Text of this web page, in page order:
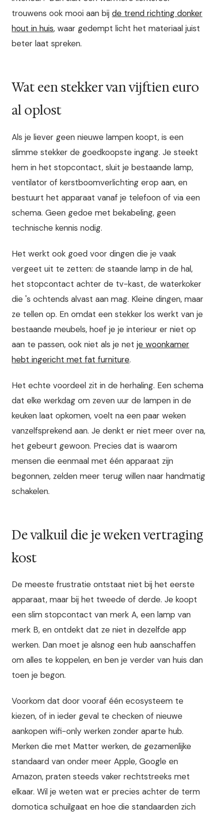
trouwens ook mooi aan bij de trend richting donker
hout in huis, waar gedempt licht het materiaal juist
beter laat spreken.
Wat een stekker van vijftien euro
al oplost
Als je liever geen nieuwe lampen koopt, is een
slimme stekker de goedkoopste ingang. Je steekt
hem in het stopcontact, sluit je bestaande lamp,
ventilator of kerstboomverlichting erop aan, en
bestuurt het apparaat vanaf je telefoon of via een
schema. Geen gedoe met bekabeling, geen
technische kennis nodig.
Het werkt ook goed voor dingen die je vaak
vergeet uit te zetten: de staande lamp in de hal,
het stopcontact achter de tv-kast, de waterkoker
die 's ochtends alvast aan mag. Kleine dingen, maar
ze tellen op. En omdat een stekker los werkt van je
bestaande meubels, hoef je je interieur er niet op
aan te passen, ook niet als je net je woonkamer
hebt ingericht met fat furniture.
Het echte voordeel zit in de herhaling. Een schema
dat elke werkdag om zeven uur de lampen in de
keuken laat opkomen, voelt na een paar weken
vanzelfsprekend aan. Je denkt er niet meer over na,
het gebeurt gewoon. Precies dat is waarom
mensen die eenmaal met één apparaat zijn
begonnen, zelden meer terug willen naar handmatig
schakelen.
De valkuil die je weken vertraging
kost
De meeste frustratie ontstaat niet bij het eerste
apparaat, maar bij het tweede of derde. Je koopt
een slim stopcontact van merk A, een lamp van
merk B, en ontdekt dat ze niet in dezelfde app
werken. Dan moet je alsnog een hub aanschaffen
om alles te koppelen, en ben je verder van huis dan
toen je begon.
Voorkom dat door vooraf één ecosysteem te
kiezen, of in ieder geval te checken of nieuwe
aankopen wifi-only werken zonder aparte hub.
Merken die met Matter werken, de gezamenlijke
standaard van onder meer Apple, Google en
Amazon, praten steeds vaker rechtstreeks met
elkaar. Wil je weten wat er precies achter de term
domotica schuilgaat en hoe die standaarden zich